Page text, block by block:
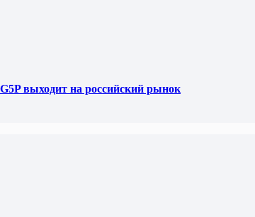
выходит на российский рынок